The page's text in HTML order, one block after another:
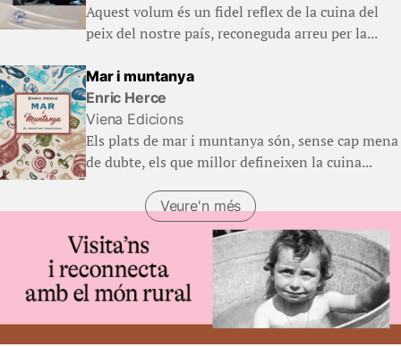
Aquest volum és un fidel reflex de la cuina del
peix del nostre país, reconeguda arreu per la...
Mar i muntanya
Enric Herce
Viena Edicions
Els plats de mar i muntanya són, sense cap mena
de dubte, els que millor defineixen la cuina...
Veure'n més
(Llibres)